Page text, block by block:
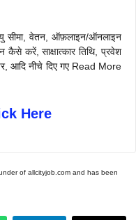
सीमा, वेतन, ऑफ़लाइन/ऑनलाइन
करें, साक्षात्कार तिथि, प्रवेश
आदि नीचे दिए गए Read More
Here
of allcityjob.com and has been